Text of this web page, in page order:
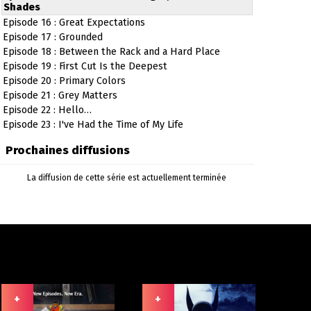
Shades
Episode 16 : Great Expectations
Episode 17 : Grounded
Episode 18 : Between the Rack and a Hard Place
Episode 19 : First Cut Is the Deepest
Episode 20 : Primary Colors
Episode 21 : Grey Matters
Episode 22 : Hello…
Episode 23 : I've Had the Time of My Life
Prochaines diffusions
La diffusion de cette série est actuellement terminée
+ +